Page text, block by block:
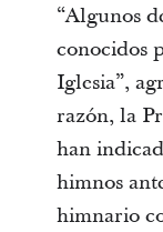
“Algunos
conocidos
Iglesia”,
razón, la
han
himnos
himnario